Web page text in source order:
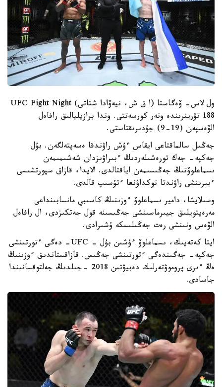
ول لاس- ۆەگاستا (ا ق ش، نيەۆادا شتاتى) UFC Fight Night
188 تۋرينرىندە ونەر كورسەتتى. وندا برازيليالىق رافاەل
الۆەسپەن (19-9) جۇدىرىقتاستى.
جەڭىل سالماقتاعى ايقاس ءۇش راۋندقا ەسەپتەلگەن. بۇل
جەكپە- جەك تورەشىلەردىڭ ءبىراۋىزدان شەشىمىمەن
ىسماعلوۆتىڭ جەڭىسىمەن اياقتالدى. الايدا، قازاق سپورتشىسى
ءبىرىنشى راۋندتا نوكداۋنعا ءتۇسىپ قالدى.
وسىلايشا، دامير ىسماعلوۆ ءوزىنىڭ كاسىبي مانسابىنداعى
مەرەيتويلىق جيىرماسىنشى جەڭىسىنە قول جەتكىزدى، ال رافاەل
الۆەس ونىنشى رەت جەڭىلىسكە ۇشىرادى.
ايتا كەتەيىك، ىسماعلوۆ ءۇشىن بۇل - UFC- دەگى ءتورتىنشى
جەكپە- جەگىندەگى ءتورتىنشى جەڭىس. قازاقستاندىق ءوزىنىڭ
ەڭ ءىرى پروموۋتەرلىك دەبيۋتىن 2018 -جىلدىڭ جەلتوقسانىندا
جاسادى.